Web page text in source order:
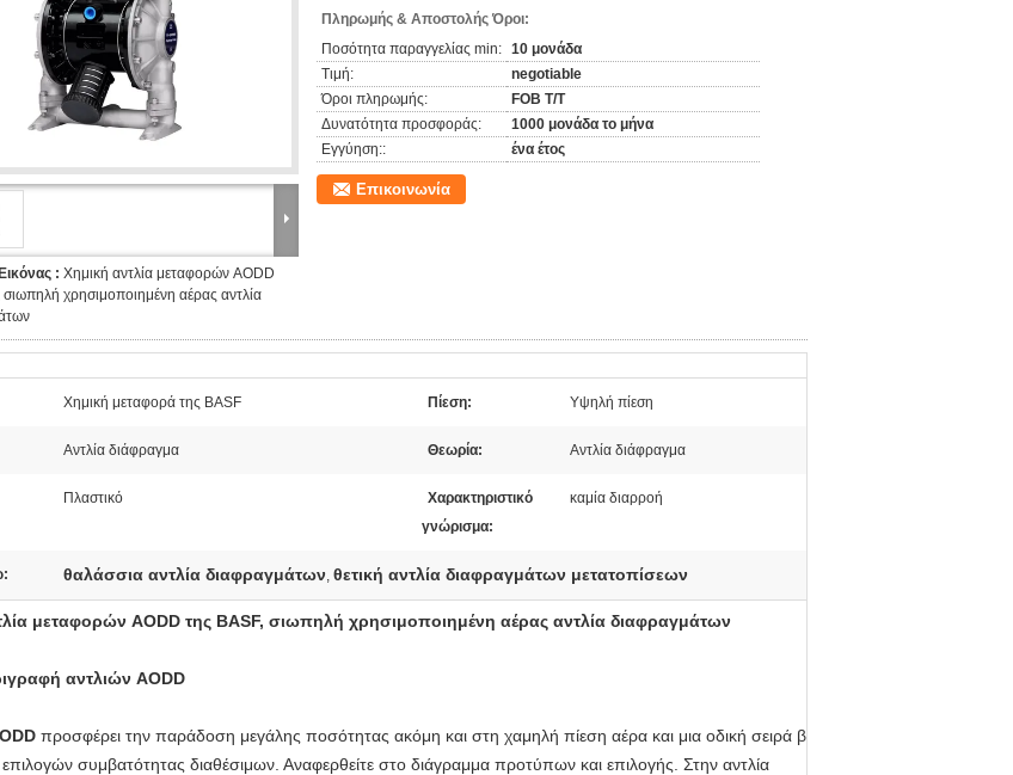
: Χημική αντλία μεταφορών AODD
σιωπηλή χρησιμοποιημένη αέρας αντλία
Πληρωμής & Αποστολής Όροι:
Ποσότητα παραγγελίας min: 10 μονάδα
Τιμή:
negotiable
Όροι πληρωμής:
FOB T/T
Δυνατότητα προσφοράς:
1000 μονάδα το μήνα
Εγγύηση::
ένα έτος
Επικοινωνία
Χημική μεταφορά της BASF Πίεση: Υψηλή πίεση
Αντλία διάφραγμα Θεωρία: Αντλία διάφραγμα
Πλαστικό
Χαρακτηριστικό
γνώρισμα:
καμία διαρροή
θαλάσσια αντλία διαφραγμάτων, θετική αντλία διαφραγμάτων μετατοπίσεων
μεταφορών AODD της BASF, σιωπηλή χρησιμοποιημένη αέρας αντλία διαφραγμάτων
αντλιών AODD
προσφέρει την παράδοση μεγάλης ποσότητας ακόμη και στη χαμηλή πίεση αέρα και μια οδική σειρά β
συμβατότητας διαθέσιμων. Αναφερθείτε στο διάγραμμα προτύπων και επιλογής. Στην αντλία